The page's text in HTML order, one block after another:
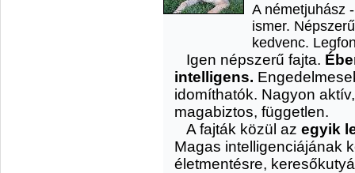
A németjuhász
ismer.
kedvenc.
Igen népszerű fajta.
intelligens.
idomíthatók. Nagyon
magabiztos, független.
A fajták közül az egyik
Magas intelligenciájának
életmentésre,